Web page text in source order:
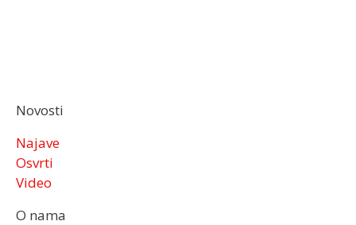
Novosti
Najave
Osvrti
Video
O nama